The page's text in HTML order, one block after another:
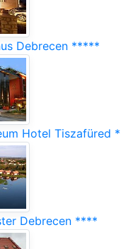
Debrecen *****
Hotel Tiszafüred
Debrecen ****